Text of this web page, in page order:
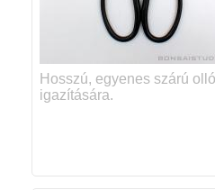
Hosszú, egyenes szárú
igazítására.